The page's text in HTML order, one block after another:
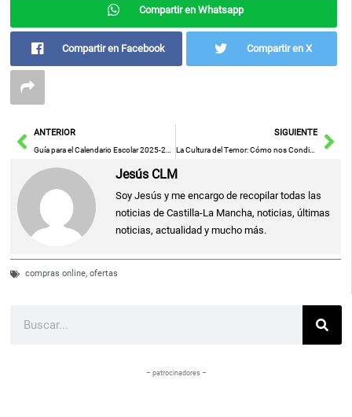
Compartir en Whatsapp
Compartir en Facebook Compartir en X
AntANTERIOR
Guía para el Calendario Escolar 2025-2026: Criterios de Elaboración Provincial
SIGUIENTE
La Cultura del Temor: Cómo nos Condicionan a Vivir con Miedo
Jesús CLM
Soy Jesús y me encargo de recopilar todas las
noticias de Castilla-La Mancha, noticias, últimas
noticias, actualidad y mucho más.
compras online,ofertas
– patrocinadores –